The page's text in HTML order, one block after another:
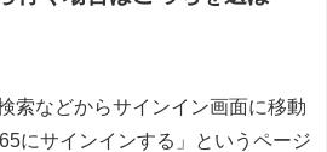
索などからサインイン画面に移動
にサインインする」というページ